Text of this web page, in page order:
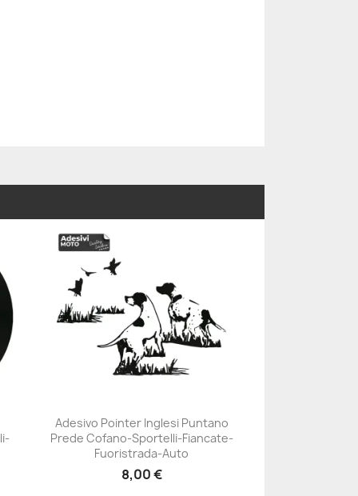
+23
Adesivo Pointer Inglesi Puntano
Prede Cofano-Sportelli-Fiancate-
Fuoristrada-Auto
8,00 €